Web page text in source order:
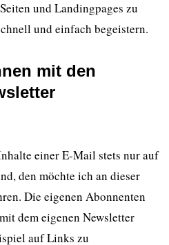
und Landingpages zu
und einfach begeistern.
mit den
einer E-Mail stets nur auf
den möchte ich an dieser
Die eigenen Abonnenten
dem eigenen Newsletter
auf Links zu